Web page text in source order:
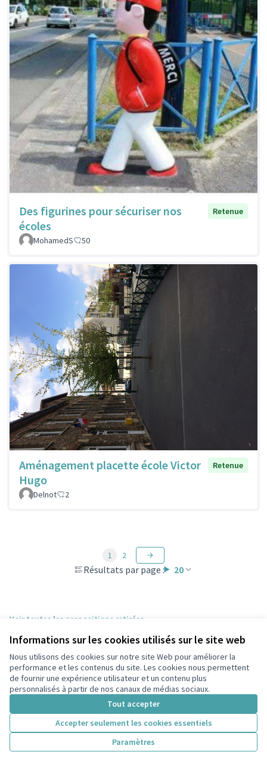
Informations sur les cookies utilisés sur le site web
Nous utilisons des cookies sur notre site Web pour améliorer la
performance et les contenus du site. Les cookies nous permettent
de fournir une expérience utilisateur et un contenu plus
personnalisés à partir de nos canaux de médias sociaux.
Tout accepter
Accepter seulement les cookies essentiels
Paramètres
Des figurines pour sécuriser nos
écoles
Retenue
MohamedS 50
Aménagement placette école Victor
Hugo
Retenue
Delnot 2
Résultats par page : 20
1 2
Voir toutes les propositions retirées
Conditions d'utilisation
Paramètres des cookies
participons.colombes.fr sur Facebook
(Lien externe)
Site réalisé grâce aulogiciel libre Decidim .
Licence
(Lien